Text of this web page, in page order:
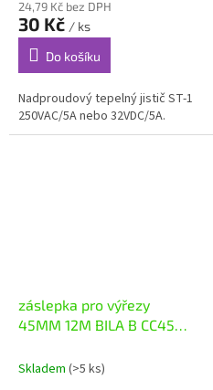
24,79 Kč bez DPH
30 Kč / ks
Do košíku
Nadproudový tepelný jistič ST-1
250VAC/5A nebo 32VDC/5A.
záslepka pro výřezy
45MM 12M BILA B CC45
Skladem (>5 ks)